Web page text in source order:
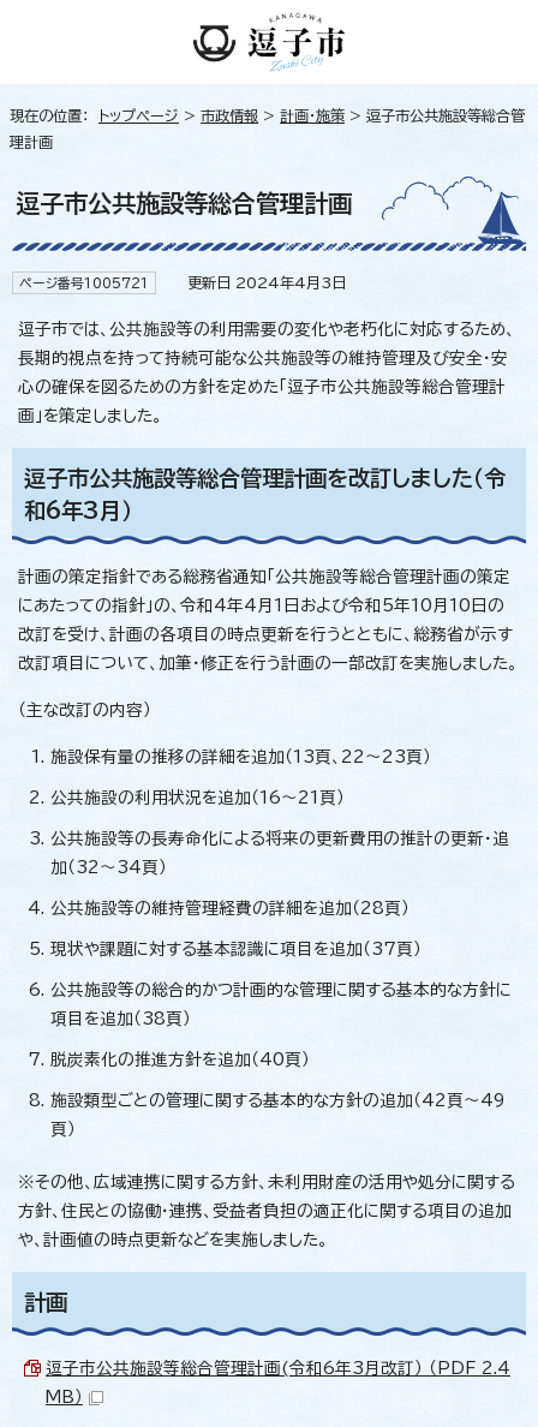
現在の位置： トップページ > 市政情報 > 計画・施策 > 逗子市公共施設等総合管
理計画
逗子市公共施設等総合管理計画
ページ番号1005721 更新日 2024年4月3日
逗子市では、公共施設等の利用需要の変化や老朽化に対応するため、
長期的視点を持って持続可能な公共施設等の維持管理及び安全・安
心の確保を図るための方針を定めた「逗子市公共施設等総合管理計
画」を策定しました。
逗子市公共施設等総合管理計画を改訂しました（令
和6年3月）
計画の策定指針である総務省通知「公共施設等総合管理計画の策定
にあたっての指針」の、令和4年4月1日および令和5年10月10日の
改訂を受け、計画の各項目の時点更新を行うとともに、総務省が示す
改訂項目について、加筆・修正を行う計画の一部改訂を実施しました。
（主な改訂の内容）
施設保有量の推移の詳細を追加（13頁、22～23頁）
公共施設の利用状況を追加（16～21頁）
公共施設等の長寿命化による将来の更新費用の推計の更新・追
加（32～34頁）
公共施設等の維持管理経費の詳細を追加（28頁）
現状や課題に対する基本認識に項目を追加（37頁）
公共施設等の総合的かつ計画的な管理に関する基本的な方針に
項目を追加（38頁）
脱炭素化の推進方針を追加（40頁）
施設類型ごとの管理に関する基本的な方針の追加（42頁～49
頁）
※その他、広域連携に関する方針、未利用財産の活用や処分に関する
方針、住民との協働・連携、受益者負担の適正化に関する項目の追加
や、計画値の時点更新などを実施しました。
計画
逗子市公共施設等総合管理計画(令和6年3月改訂） （PDF 2.4
MB）